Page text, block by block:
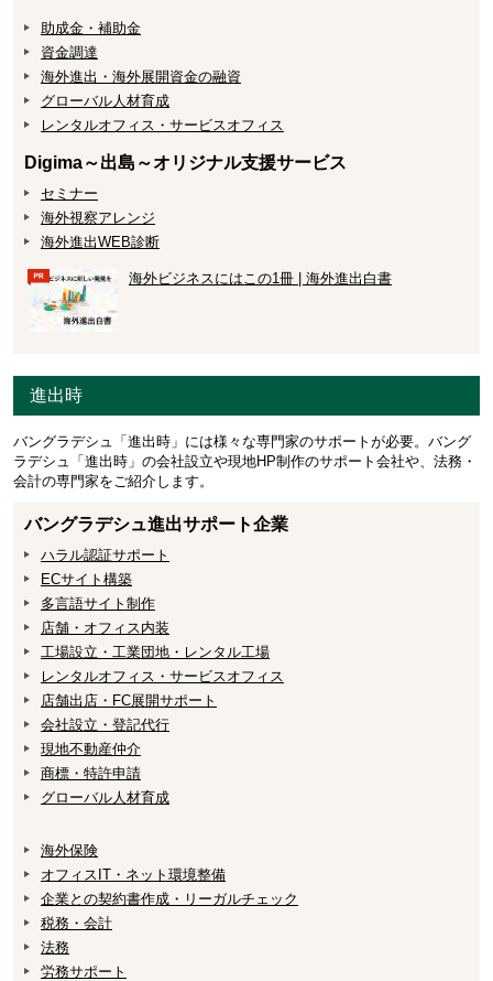
助成金・補助金
資金調達
海外進出・海外展開資金の融資
グローバル人材育成
レンタルオフィス・サービスオフィス
Digima～出島～オリジナル支援サービス
セミナー
海外視察アレンジ
海外進出WEB診断
海外ビジネスにはこの1冊 | 海外進出白書
進出時
バングラデシュ「進出時」には様々な専門家のサポートが必要。バング
ラデシュ「進出時」の会社設立や現地HP制作のサポート会社や、法務・
会計の専門家をご紹介します。
バングラデシュ進出サポート企業
ハラル認証サポート
ECサイト構築
多言語サイト制作
店舗・オフィス内装
工場設立・工業団地・レンタル工場
レンタルオフィス・サービスオフィス
店舗出店・FC展開サポート
会社設立・登記代行
現地不動産仲介
商標・特許申請
グローバル人材育成
海外保険
オフィスIT・ネット環境整備
企業との契約書作成・リーガルチェック
税務・会計
法務
労務サポート